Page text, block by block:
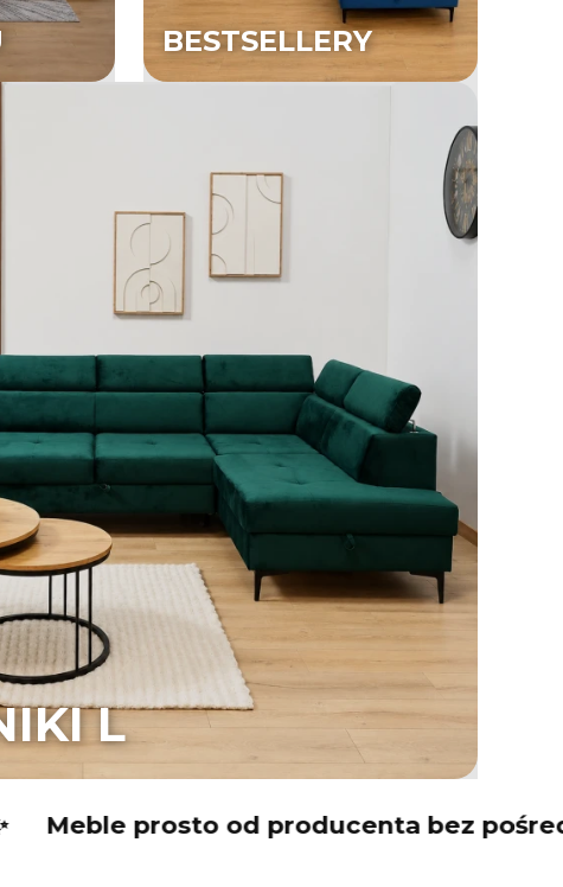
L
BESTSELLERY
prosto od producenta bez pośredników✨